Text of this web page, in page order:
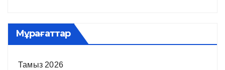
Мұрағаттар
Тамыз 2026